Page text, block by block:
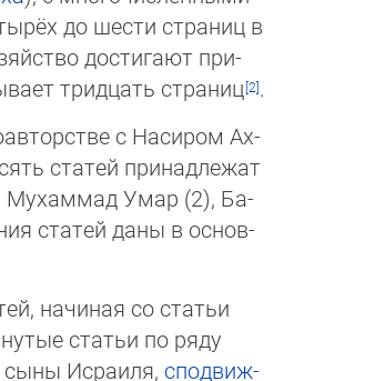
до шес­ти стра­ниц в
до­сти­гают при­
трид­цать стра­ниц
.
с Насиром Ах­
статей при­над­ле­жат
Мухаммад Умар (2), Ба­
статей даны в ос­нов­
начиная со статьи
статьи по ряду
сыны Исраиля, спо­движ­